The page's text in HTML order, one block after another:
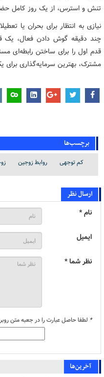
تنش و استرس، از یک روز کامل
نیازی به انتظار برای بحران یا
چند دقیقه گوش دادن فعال، یک
قدم اول را برای ساختن رابطه‌ای
مشترک، بهترین سرمایه‌گذاری
برچسب‌ها
کم توجهی روابط زوجین
ارسال نظر
نام *
ایمیل
نظر شما *
* لطفا حاصل عبارت را در جعبه متن
آخرین‌ها